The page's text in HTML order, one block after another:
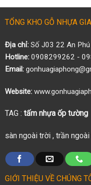
TỔNG KHO GỖ NHỰA
Địa chỉ:Số J03 22 An Phú
Hotline:0908299262 -
Email:
Website:
TAG : tấm nhựa ốp tường
sàn ngoài trời, trần
GIỚI THIỆU VỀ CHÚNG